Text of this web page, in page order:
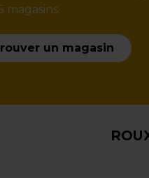
magasins.
un magasin